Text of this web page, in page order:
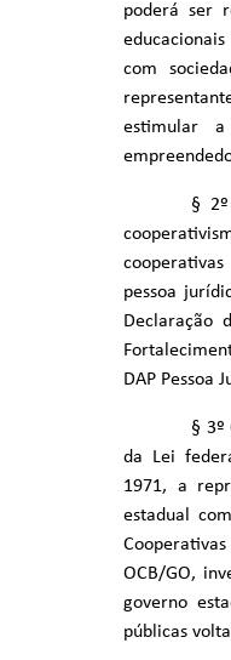
poderá ser
com
estimular
§
pessoa
Declaração
DAP Pessoa
§ 3º
da Lei
1971, a
estadual
OCB/GO,
governo
públicas